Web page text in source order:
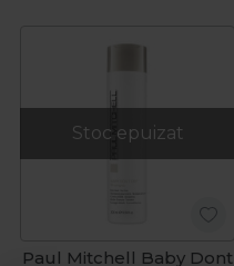
Stoc epuizat
Paul Mitchell Baby Dont